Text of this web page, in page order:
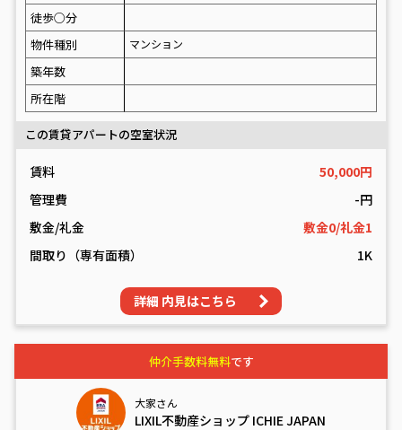
徒歩○分
物件種別
マンション
築年数
所在階
この賃貸アパートの空室状況
賃料
50,000円
管理費
-円
敷金/礼金
敷金0/礼金1
間取り（専有面積）
1K
詳細 内見はこちら
仲介手数料無料です
大家さん
LIXIL不動産ショップ ICHIE JAPAN